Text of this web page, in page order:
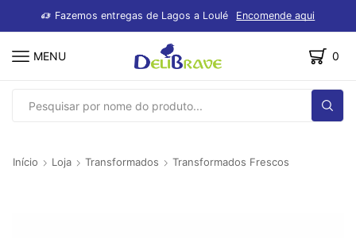
Fazemos entregas de Lagos a Loulé Encomende aqui
MENU 0
SEARCH
Início Loja Transformados Transformados Frescos